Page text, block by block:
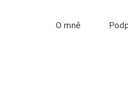
O mně